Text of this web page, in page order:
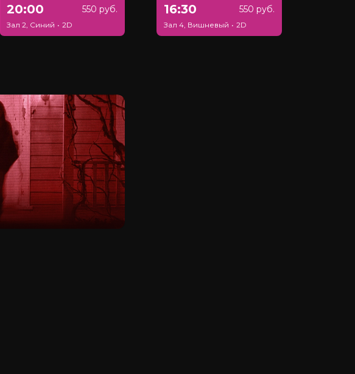
20:00 550 руб.
Зал 2, Синий • 2D
16:30 550 руб.
Зал 4, Вишневый • 2D